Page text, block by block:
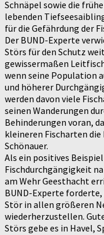
Schnäpel sowie die
lebenden
für die Gefährdung der
Der BUND-Experte
Störs für den Schutz
gewissermaßen
wenn seine Population
und höherer
werden davon viele
seinen Wanderungen
Behinderungen voran,
kleineren Fischarten
Schönauer.
Als ein positives
Fischdurchgängigkeit
am Wehr Geesthacht
BUND-Experte
Stör in allen größeren
wiederherzustellen.
Störs gebe es in Havel,